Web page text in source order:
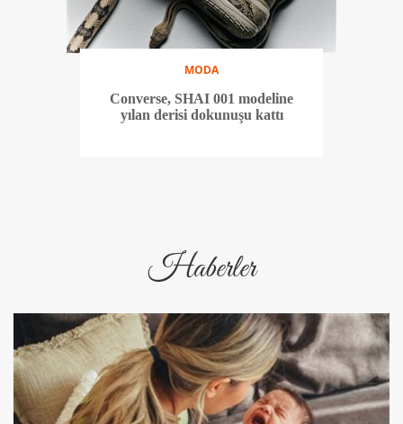
MODA
Converse, SHAI 001 modeline
yılan derisi dokunuşu kattı
Haberler